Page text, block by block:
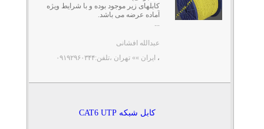
کابلهای زیر موجود بوده و با شرایط ویژه
آماده عرضه می باشد.
...
عبدالله افشانی
، ایران »» تهران ،تلفن:۰۹۱۹۲۹۶۰۳۴۴
کابل شبکه CAT6 UTP